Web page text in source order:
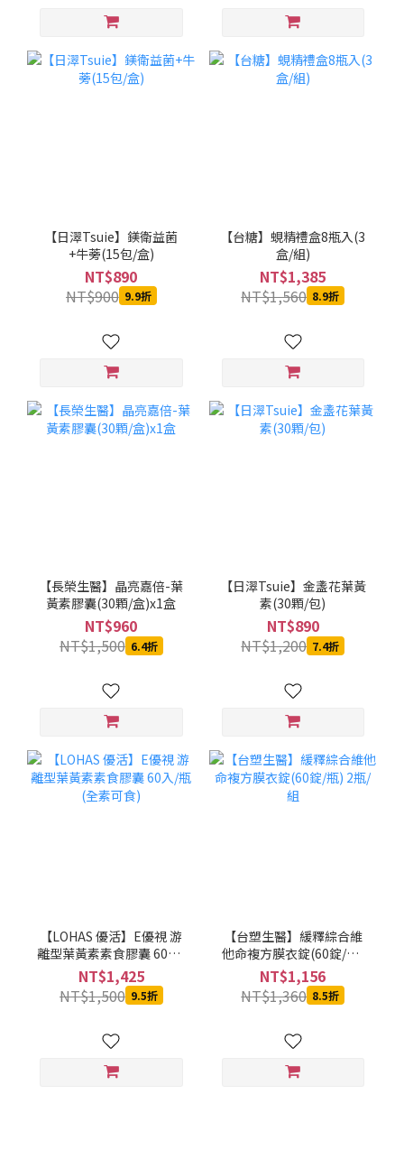
【日濢Tsuie】鎂衛益菌
+牛蒡(15包/盒)
NT$890
NT$900 9.9折
【台糖】蜆精禮盒8瓶入(3
盒/組)
NT$1,385
NT$1,560 8.9折
【長榮生醫】晶亮嘉倍-葉
黃素膠囊(30顆/盒)x1盒
NT$960
NT$1,500 6.4折
【日濢Tsuie】金盞花葉黃
素(30顆/包)
NT$890
NT$1,200 7.4折
【LOHAS 優活】E優視 游
離型葉黃素素食膠囊 60入/
瓶 (全素可食)
NT$1,425
NT$1,500 9.5折
【台塑生醫】緩釋綜合維
他命複方膜衣錠(60錠/瓶)
2瓶/組
NT$1,156
NT$1,360 8.5折